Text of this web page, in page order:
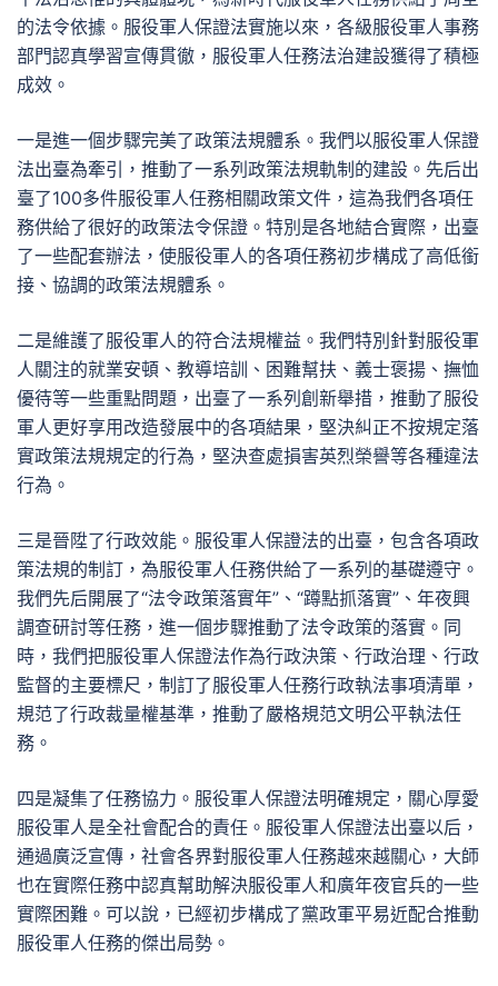
的法令依據。服役軍人保證法實施以來，各級服役軍人事務
部門認真學習宣傳貫徹，服役軍人任務法治建設獲得了積極
成效。
一是進一個步驟完美了政策法規體系。我們以服役軍人保證
法出臺為牽引，推動了一系列政策法規軌制的建設。先后出
臺了100多件服役軍人任務相關政策文件，這為我們各項任
務供給了很好的政策法令保證。特別是各地結合實際，出臺
了一些配套辦法，使服役軍人的各項任務初步構成了高低銜
接、協調的政策法規體系。
二是維護了服役軍人的符合法規權益。我們特別針對服役軍
人關注的就業安頓、教導培訓、困難幫扶、義士褒揚、撫恤
優待等一些重點問題，出臺了一系列創新舉措，推動了服役
軍人更好享用改造發展中的各項結果，堅決糾正不按規定落
實政策法規規定的行為，堅決查處損害英烈榮譽等各種違法
行為。
三是晉陞了行政效能。服役軍人保證法的出臺，包含各項政
策法規的制訂，為服役軍人任務供給了一系列的基礎遵守。
我們先后開展了“法令政策落實年”、“蹲點抓落實”、年夜興
調查研討等任務，進一個步驟推動了法令政策的落實。同
時，我們把服役軍人保證法作為行政決策、行政治理、行政
監督的主要標尺，制訂了服役軍人任務行政執法事項清單，
規范了行政裁量權基準，推動了嚴格規范文明公平執法任
務。
四是凝集了任務協力。服役軍人保證法明確規定，關心厚愛
服役軍人是全社會配合的責任。服役軍人保證法出臺以后，
通過廣泛宣傳，社會各界對服役軍人任務越來越關心，大師
也在實際任務中認真幫助解決服役軍人和廣年夜官兵的一些
實際困難。可以說，已經初步構成了黨政軍平易近配合推動
服役軍人任務的傑出局勢。